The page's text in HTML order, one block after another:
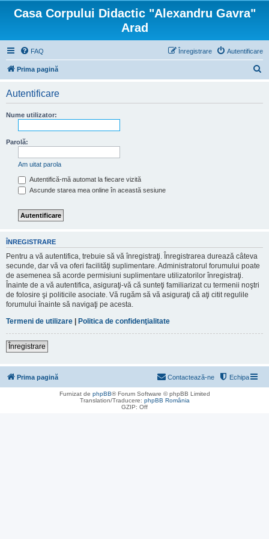
Casa Corpului Didactic "Alexandru Gavra"
Arad
FAQ Autentificare
Înregistrare
Prima pagină
Autentificare
Nume utilizator:
Parolă:
Am uitat parola
Autentifică-mă automat la fiecare vizită
Ascunde starea mea online în această sesiune
ÎNREGISTRARE
Pentru a vă autentifica, trebuie să vă înregistraţi. Înregistrarea durează câteva
secunde, dar vă va oferi facilităţi suplimentare. Administratorul forumului poate
de asemenea să acorde permisiuni suplimentare utilizatorilor înregistraţi.
Înainte de a vă autentifica, asiguraţi-vă că sunteţi familiarizat cu termenii noştri
de folosire şi politicile asociate. Vă rugăm să vă asiguraţi că aţi citit regulile
forumului înainte să navigaţi pe acesta.
Termeni de utilizare | Politica de confidenţialitate
Înregistrare
Prima pagină Echipa
Contactează-ne
Furnizat de phpBB® Forum Software © phpBB Limited
Translation/Traducere: phpBB România
GZIP: Off